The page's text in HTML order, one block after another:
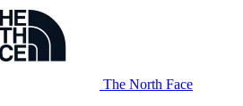
The North Face